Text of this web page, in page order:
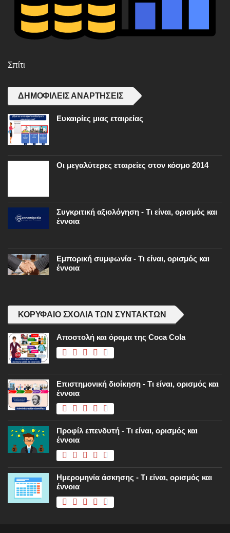
Σπίτι
ΔΗΜΟΦΙΛΕΊΣ ΑΝΑΡΤΉΣΕΙΣ
Ευκαιρίες μιας εταιρείας
Οι μεγαλύτερες εταιρείες στον κόσμο 2014
Συγκριτική αξιολόγηση - Τι είναι, ορισμός και
έννοια
Εμπορική συμφωνία - Τι είναι, ορισμός και
έννοια
ΚΟΡΥΦΑΊΟ ΣΧΌΛΙΑ ΤΩΝ ΣΥΝΤΑΚΤΏΝ
Αποστολή και όραμα της Coca Cola
Επιστημονική διοίκηση - Τι είναι, ορισμός και
έννοια
Προφίλ επενδυτή - Τι είναι, ορισμός και
έννοια
Ημερομηνία άσκησης - Τι είναι, ορισμός και
έννοια